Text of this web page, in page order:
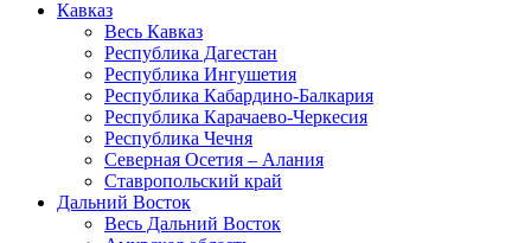
Кавказ
Весь Кавказ
Республика Дагестан
Республика Ингушетия
Республика Кабардино-Балкария
Республика Карачаево-Черкесия
Республика Чечня
Северная Осетия – Алания
Ставропольский край
Дальний Восток
Весь Дальний Восток